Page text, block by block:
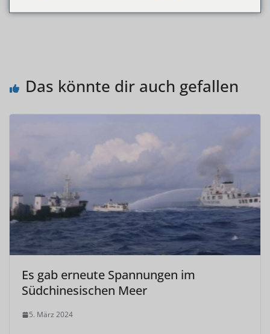
Das könnte dir auch gefallen
Es gab erneute Spannungen im
Südchinesischen Meer
5. März 2024